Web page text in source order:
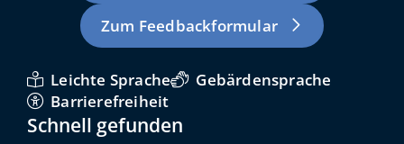
Zum Feedbackformular
Leichte Sprache
Gebärdensprache
Barrierefreiheit
Schnell gefunden